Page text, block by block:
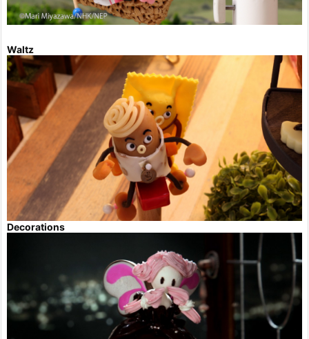
Waltz
Decorations